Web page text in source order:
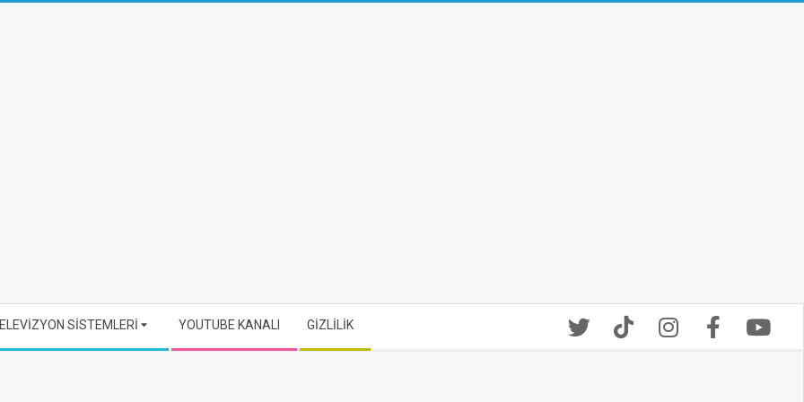
SİSTEMLERİ YOUTUBE KANALI GİZLİLİK